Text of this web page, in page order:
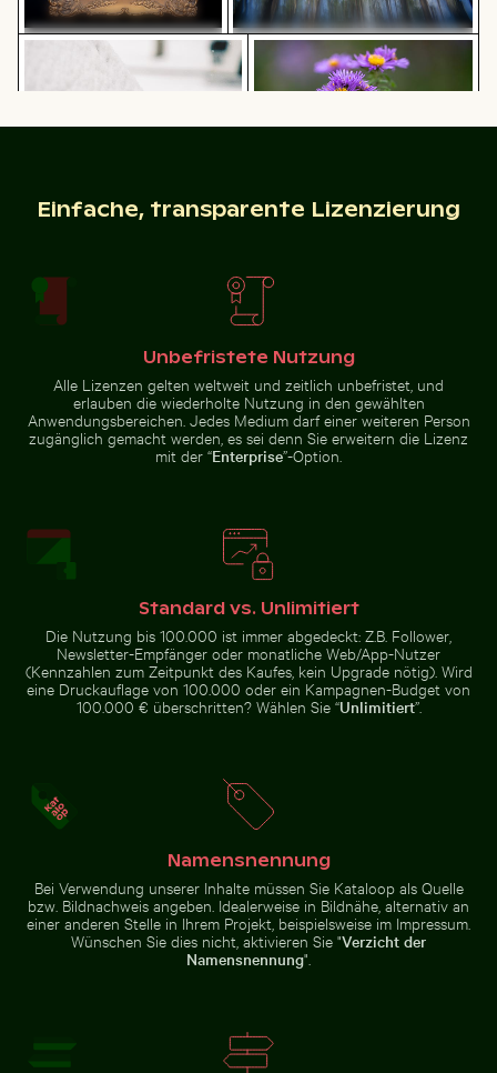
Pinke Lilie in prunkvollem
Goldrahmen
Abstrakter Wald mit
Bewegungsunschärfe
Seitenspiegel eines Autos mit Schnee bedeckt
Seitenspiegel eines Autos mit
Schnee bedeckt
Leuchtende lila Astern in
Leuchtende lila Astern in
natürlicher Umgebung
Reisender im
Parque
Nacional
Cahuita,
Limón, Costa
Regenbogen
über den
Niagarafällen,
Naturwunder
Luftaufnahme des Riambel
Strands in Mauritius
Alte Ruinen von Wat Mahathat in Ayutthaya
Alte Ruinen von Wat Mahathat in
Ayutthaya
Luftaufnahme des Ozeans
Luftaufnahme des Ozeans und
der Wolken bei
Sonnenuntergang
Unteransicht der Brooklyn-
Brücke mit Skyline von
Manhattan, New York
Frische Tomaten tauchen ins
Wasser
Gefrorene Landschaft am Thiessower Haken, Rügen
Gefrorene Landschaft am
Silhouette einer Person
Moderner Esszimmerstuhl mit Holzrückenlehne
Abstrakter Wald mit
Einfache, transparente Lizenzierung
Unbefristete Nutzung
Alle Lizenzen gelten weltweit und zeitlich unbefristet, und
erlauben die wiederholte Nutzung in den gewählten
Anwendungsbereichen. Jedes Medium darf einer weiteren Person
zugänglich gemacht werden, es sei denn Sie erweitern die Lizenz
mit der “Enterprise”-Option.
Standard vs. Unlimitiert
Die Nutzung bis 100.000 ist immer abgedeckt: Z.B. Follower,
Newsletter-Empfänger oder monatliche Web/App-Nutzer
(Kennzahlen zum Zeitpunkt des Kaufes, kein Upgrade nötig). Wird
eine Druckauflage von 100.000 oder ein Kampagnen-Budget von
100.000 € überschritten? Wählen Sie “Unlimitiert”.
Namensnennung
Bei Verwendung unserer Inhalte müssen Sie Kataloop als Quelle
bzw. Bildnachweis angeben. Idealerweise in Bildnähe, alternativ an
einer anderen Stelle in Ihrem Projekt, beispielsweise im Impressum.
Wünschen Sie dies nicht, aktivieren Sie "Verzicht der
Namensnennung".